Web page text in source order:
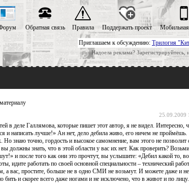
Приглашаем к обсуждению: Трилогия
Надоела реклама? Зарегистрируйтесь,
Обратная связь Правила Поддержать проект
25.09.2009
в деле Галлямова, которые пишет этот автор, я не видел. Интересно,
и написать лучше!» Ан нет, дело дебила живо, его ничем не проймёшь.
Но знаю точно, гордость и высокое самомнение, вам этого не позволит
должны знать, что в этой области у вас их нет. Как проверить?
и после того как они это прочтут, вы услышите: «Дебил какой то,
идите работать по своей основной специальности – технический
а вас, простите, больше не в одно СМИ не возьмут. И можете даже и
и скорее всего даже ногами и не исключено, что в живот и по лицу.